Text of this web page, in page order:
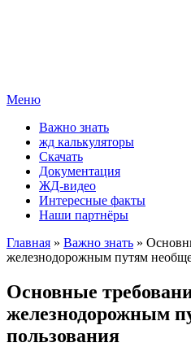
Меню
Важно знать
жд калькуляторы
Скачать
Документация
ЖД-видео
Интересные факты
Наши партнёры
Главная » Важно знать »
железнодорожным путям
Основные
железнодорожным
пользования